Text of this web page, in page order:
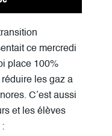
ce mercredi
place 100%
les gaz a
C’est aussi
et les élèves
: